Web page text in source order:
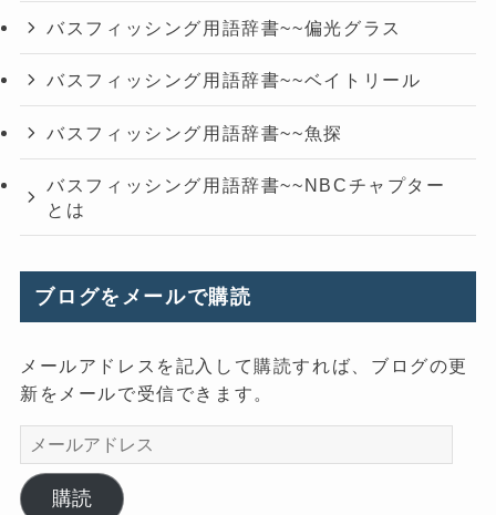
バスフィッシング用語辞書~~偏光グラス
バスフィッシング用語辞書~~ベイトリール
バスフィッシング用語辞書~~魚探
バスフィッシング用語辞書~~NBCチャプター
とは
ブログをメールで購読
メールアドレスを記入して購読すれば、ブログの更
新をメールで受信できます。
メ
ー
ル
購読